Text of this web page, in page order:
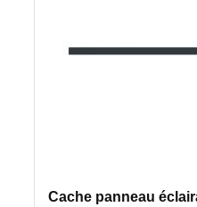
Cache panneau